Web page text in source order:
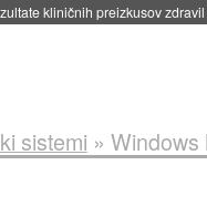
kliničnih preizkusov zdravil
sistemi » Windows